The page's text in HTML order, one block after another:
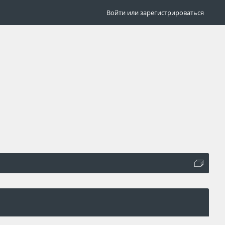
Войти или зарегистрироваться